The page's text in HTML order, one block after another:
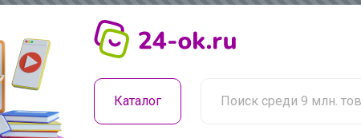
Каталог